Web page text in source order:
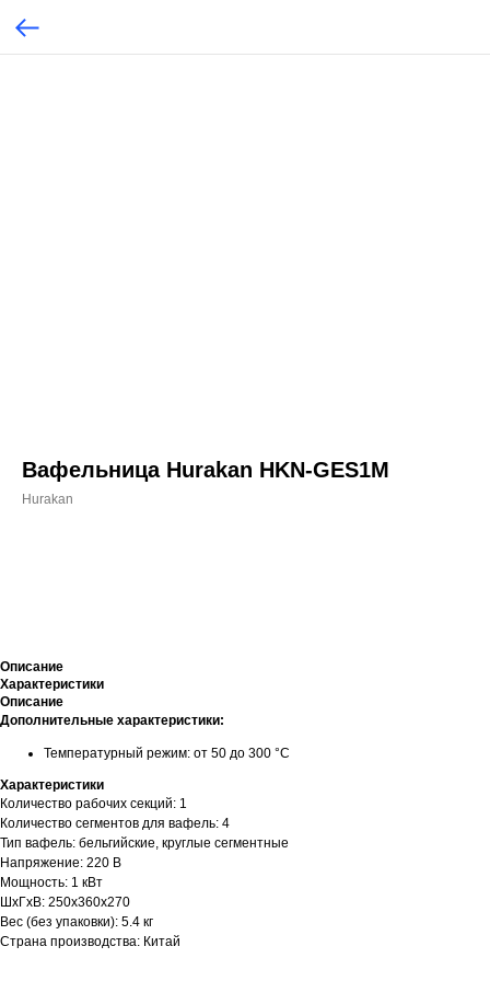
Вафельница Hurakan HKN-GES1M
Hurakan
Описание
Характеристики
Описание
Дополнительные характеристики:
Температурный режим: от 50 до 300 °C
Характеристики
Количество рабочих секций: 1
Количество сегментов для вафель: 4
Тип вафель: бельгийские, круглые сегментные
Напряжение: 220 В
Мощность: 1 кВт
ШхГхВ: 250х360х270
Вес (без упаковки): 5.4 кг
Страна производства: Китай